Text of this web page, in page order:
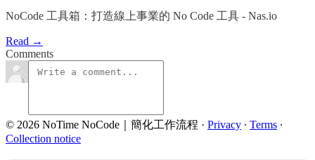
NoCode 工具箱：打造線上事業的 No Code 工具 - Nas.io
Read →
Comments
© 2026 NoTime NoCode｜簡化工作流程 · Privacy ∙ Terms ∙
Collection notice